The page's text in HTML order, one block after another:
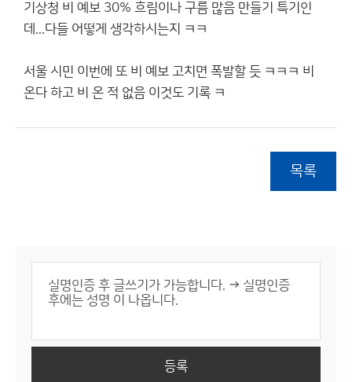
기상청 비 예보 30% 흐림이나 구름 많음 만들기 특기인
데...다들 어떻게 생각하시는지 ㅋㅋ
서울 시민 이번에 또 비 예보 고치면 폭발할 듯 ㅋㅋㅋ 비
온다 하고 비 온 적 없음 이것도 기록 ㅋ
목록
등록